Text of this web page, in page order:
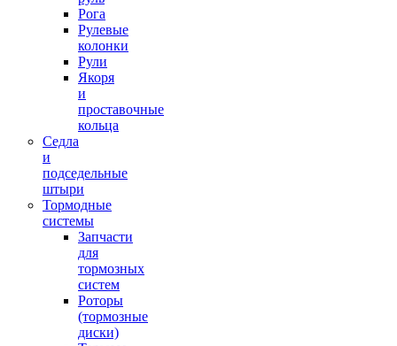
Рога
Рулевые
колонки
Рули
Якоря
и
проставочные
кольца
Седла
и
подседельные
штыри
Тормодные
системы
Запчасти
для
тормозных
систем
Роторы
(тормозные
диски)